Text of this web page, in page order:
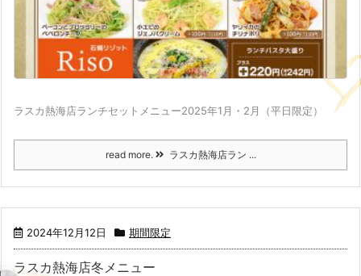
ラスカ熱海店ランチセットメニュー2025年1月・2月（平日限定）
read more. ラスカ熱海店ラン ...
2024年12月12日 期間限定
ラスカ熱海店冬メニュー